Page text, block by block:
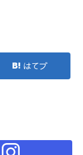
はてブ